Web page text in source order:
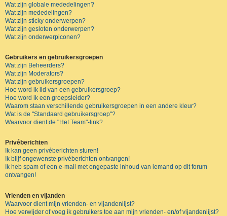
Wat zijn globale mededelingen?
Wat zijn mededelingen?
Wat zijn sticky onderwerpen?
Wat zijn gesloten onderwerpen?
Wat zijn onderwerpiconen?
Gebruikers en gebruikersgroepen
Wat zijn Beheerders?
Wat zijn Moderators?
Wat zijn gebruikersgroepen?
Hoe word ik lid van een gebruikersgroep?
Hoe word ik een groepsleider?
Waarom staan verschillende gebruikersgroepen in een andere kleur?
Wat is de "Standaard gebruikersgroep"?
Waarvoor dient de "Het Team"-link?
Privéberichten
Ik kan geen privéberichten sturen!
Ik blijf ongewenste privéberichten ontvangen!
Ik heb spam of een e-mail met ongepaste inhoud van iemand op dit forum
ontvangen!
Vrienden en vijanden
Waarvoor dient mijn vrienden- en vijandenlijst?
Hoe verwijder of voeg ik gebruikers toe aan mijn vrienden- en/of vijandenlijst?